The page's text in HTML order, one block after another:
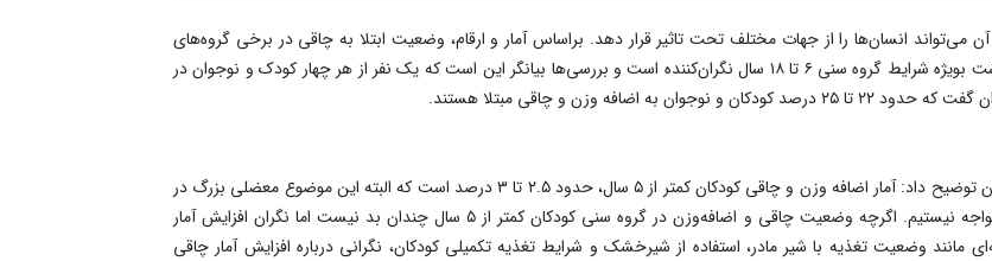
انسان‌ها را از جهات مختلف تحت تاثیر قرار دهد. براساس آمار و ارقام، وضعیت ابتلا به چاقی در برخی گروه‌های
سنی مناسب نیست؛ به طوری که بنابر اعلام مسئولان وزارت بهداشت بویژه شرایط گروه سنی ۶ تا ۱۸ سال نگران‌کننده است و بررسی‌ها بیانگر این است که یک نفر از هر چهار کودک و نوجوان در
وزن و چاقی مبتلا هستند.
دکتر احمد اسماعیل‌زاده درباره روند بروز چاقی در کودکان و نوجوانان توضیح داد: آمار اضافه وزن و چاقی کودکان کمتر از ۵ سال، حدود ۲.۵ تا ۳ درصد است که البته این موضوع معضلی بزرگ در
مقایسه با کشورهای منطقه به حساب نمی‌آید و با شرایط «بد» مواجه نیستیم. اگرچه وضعیت چاقی و اضافه‌وزن در گروه سنی کودکان کمتر از ۵ سال چندان بد نیست اما نگران افزایش آمار
وضعیت تغذیه با شیر مادر، استفاده از شیرخشک و شرایط تغذیه تکمیلی کودکان، نگرانی درباره افزایش آمار چاقی